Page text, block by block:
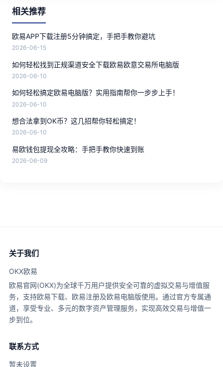
相关推荐
欧易APP下载注册5分钟搞定，手把手教你避坑
2026-06-15
如何轻松找到正规渠道安全下载欧易欧意交易所电脑版
2026-06-10
如何轻松搞定欧易电脑版？实用指南帮你一步步上手！
2026-06-10
想合法拿到OK币？这几招帮你轻松搞定！
2026-06-10
易欧钱包提现全攻略：手把手教你快速到账
2026-06-09
关于我们
OKX欧易
欧易官网(OKX)为全球千万用户提供安全可靠的虚拟交易与增值服
务，支持欧易下载、欧易注册及欧易电脑版使用。通过官方专属通
道，享受专业、多元的数字资产管理服务，实现高效交易与增值一
步到位。
联系方式
暂未设置